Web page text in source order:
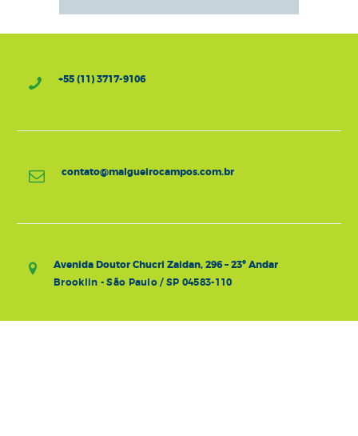
+55 (11) 3717-9106
contato@malgueirocampos.com.br
Avenida Doutor Chucri Zaidan, 296 – 23º Andar
Brooklin - São Paulo / SP 04583-110